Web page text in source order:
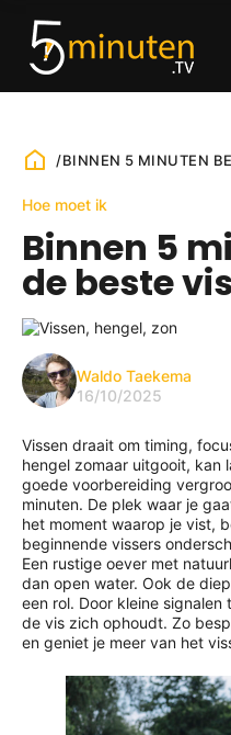
/BINNEN 5 MINUTEN
Hoe moet ik
Binnen 5
de beste
Waldo Taekema
16/10/2025
Vissen draait om timing,
hengel zomaar uitgooit, kan
goede voorbereiding
minuten. De plek waar je
het moment waarop je vist,
beginnende vissers
Een rustige oever met
dan open water. Ook de
een rol. Door kleine
de vis zich ophoudt. Zo
en geniet je meer van het